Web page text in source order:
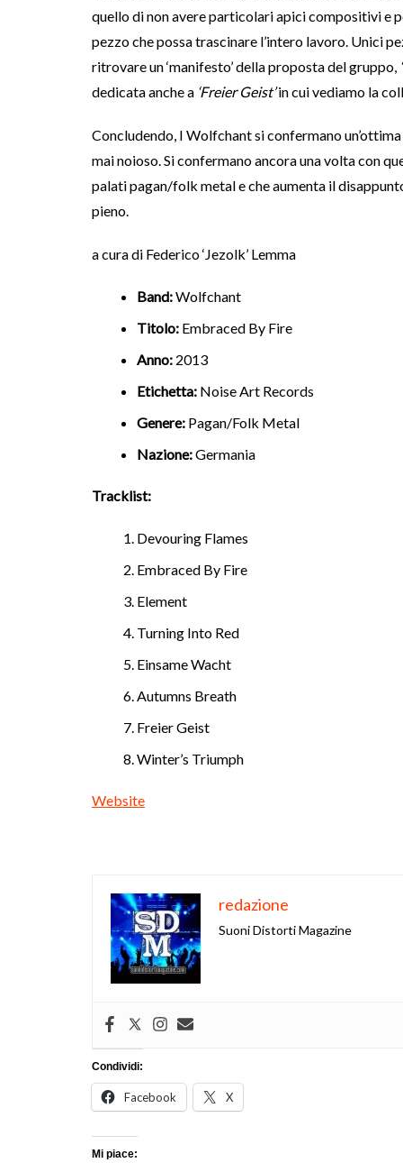
quello di non avere particolari apici compositivi e
pezzo che possa trascinare l’intero lavoro. Unici
ritrovare un ‘manifesto’ della proposta del gruppo,
dedicata anche a ‘Freier Geist’in cui vediamo la
Concludendo, I Wolfchant si confermano
mai noioso. Si confermano ancora una volta con
palati pagan/folk metal e che aumenta il
pieno.
a cura di Federico ‘Jezolk’ Lemma
Band:Wolfchant
Titolo: Embraced By Fire
Anno: 2013
Etichetta: Noise Art Records
Genere: Pagan/Folk Metal
Nazione:Germania
Tracklist:
Devouring Flames
Embraced By Fire
Element
Turning Into Red
Einsame Wacht
Autumns Breath
Freier Geist
Winter’s Triumph
Website
redazione
Suoni Distorti Magazine
Condividi:
Facebook X
Mi piace: